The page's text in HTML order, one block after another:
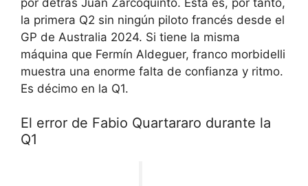
la primera Q2 sin ningún piloto francés desde el
GP de Australia 2024. Si tiene la misma
máquina que Fermín Aldeguer, franco morbidelli
muestra una enorme falta de confianza y ritmo.
Es décimo en la Q1.
El error de Fabio Quartararo durante la
Q1